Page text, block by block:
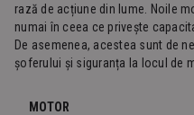
rază de acțiune din lume. Noile
numai în ceea ce privește
De asemenea, acestea sunt de
șoferului și siguranța la locul de
MOTOR